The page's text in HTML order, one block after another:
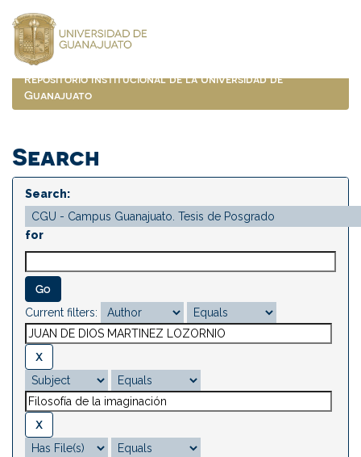
navigation
Repositorio Institucional de la Universidad de
Guanajuato
Search
Search:
for
Current filters: